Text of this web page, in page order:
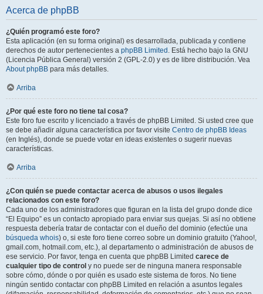
Acerca de phpBB
¿Quién programó este foro?
Esta aplicación (en su forma original) es desarrollada, publicada y contiene
derechos de autor pertenecientes a phpBB Limited . Está hecho bajo la GNU
(Licencia Pública General) versión 2 (GPL-2.0) y es de libre distribución. Vea
About phpBB para más detalles.
Arriba
¿Por qué este foro no tiene tal cosa?
Este foro fue escrito y licenciado a través de phpBB Limited. Si usted cree que
se debe añadir alguna característica por favor visite Centro de phpBB Ideas
(en Inglés), donde se puede votar en ideas existentes o sugerir nuevas
características.
Arriba
¿Con quién se puede contactar acerca de abusos o usos ilegales
relacionados con este foro?
Cada uno de los administradores que figuran en la lista del grupo donde dice
“El Equipo” es un contacto apropiado para enviar sus quejas. Si así no obtiene
respuesta debería tratar de contactar con el dueño del dominio (efectúe una
búsqueda whois) o, si este foro tiene correo sobre un dominio gratuito (Yahoo!,
gmail.com, hotmail.com, etc.), al departamento o administración de abusos de
ese servicio. Por favor, tenga en cuenta que phpBB Limited carece de
cualquier tipo de control y no puede ser de ninguna manera responsable
sobre cómo, dónde o por quién es usado este sistema de foros. No tiene
ningún sentido contactar con phpBB Limited en relación a asuntos legales